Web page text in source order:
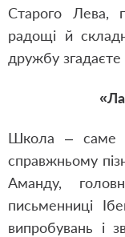
Старого Лева,
радощі й
дружбу згадаєте
Школа – саме
справжньому
Аманду,
письменниці
випробувань і